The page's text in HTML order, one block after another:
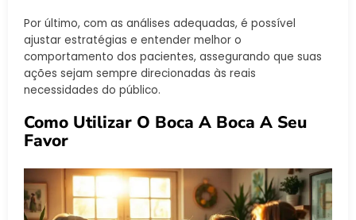
Por último, com as análises adequadas, é possível
ajustar estratégias e entender melhor o
comportamento dos pacientes, assegurando que suas
ações sejam sempre direcionadas às reais
necessidades do público.
Como Utilizar O Boca A Boca A Seu
Favor